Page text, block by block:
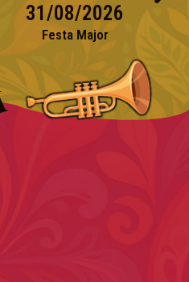
31/08/2026
Festa Major